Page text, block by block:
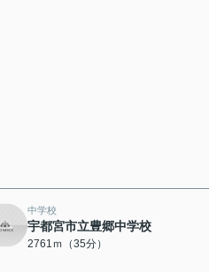
中学校
宇都宮市立豊郷中学校
2761ｍ（35分）